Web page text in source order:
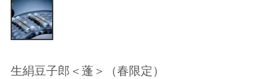
生絹豆子郎＜蓬＞（春限定）